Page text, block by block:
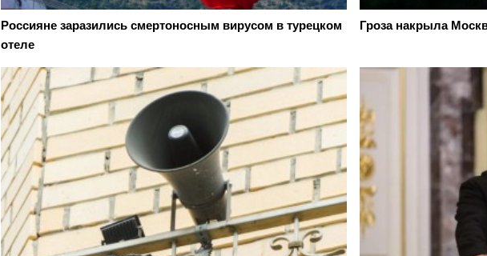
Россияне заразились смертоносным вирусом в турецком
отеле
Гроза накрыла